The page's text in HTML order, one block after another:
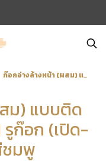
ก๊อกอ่างล้างหน้า (ผสม) แบบติดเคาน์เตอร์/ขอบอ่าง 1 รูก๊อก (เปิด-ปิดด้านบน) สีชมพู
ม) แบบติด
รูก๊อก (เปิด-
มพู